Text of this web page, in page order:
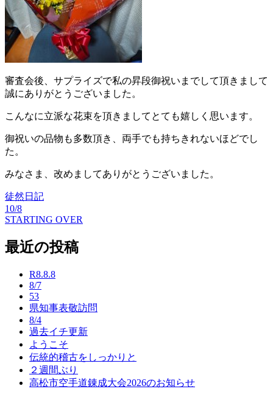
審査会後、サプライズで私の昇段御祝いまでして頂きまして
誠にありがとうございました。
こんなに立派な花束を頂きましてとても嬉しく思います。
御祝いの品物も多数頂き、両手でも持ちきれないほどでし
た。
みなさま、改めましてありがとうございました。
徒然日記
投
ナ
10/8
STARTING OVER
最近の投稿
R8.8.8
8/7
53
県知事表敬訪問
8/4
過去イチ更新
ようこそ
伝統的稽古をしっかりと
２週間ぶり
高松市空手道錬成大会2026のお知らせ